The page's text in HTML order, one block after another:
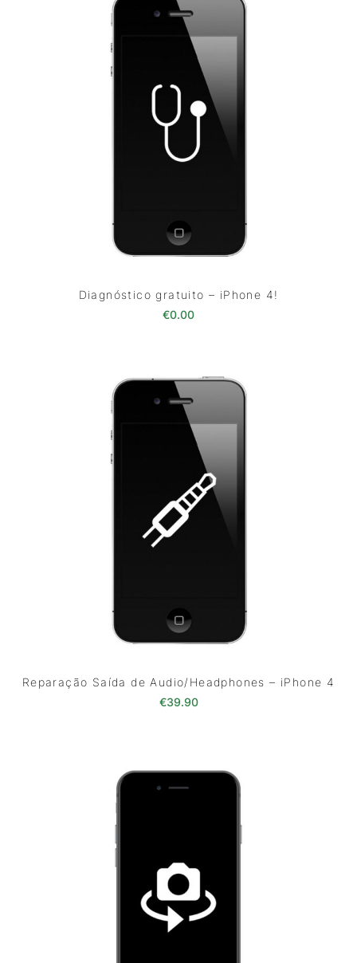
Diagnóstico gratuito – iPhone 4!
€0.00
Reparação Saída de Audio/Headphones – iPhone 4
€39.90